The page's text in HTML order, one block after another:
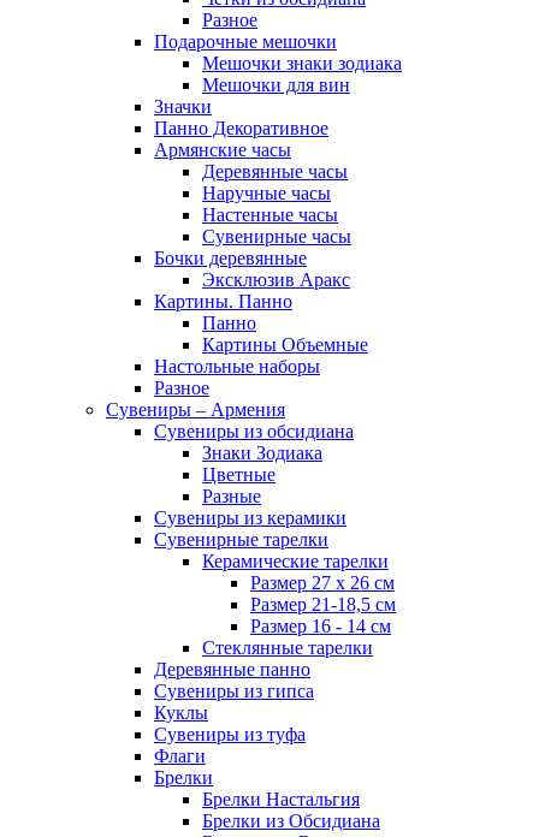
Разное
Подарочные мешочки
Мешочки знаки зодиака
Мешочки для вин
Значки
Панно Декоративное
Армянские часы
Деревянные часы
Наручные часы
Настенные часы
Сувенирные часы
Бочки деревянные
Эксклюзив Аракс
Картины. Панно
Панно
Картины Объемные
Настольные наборы
Разное
Сувениры – Армения
Сувениры из обсидиана
Знаки Зодиака
Цветные
Разные
Сувениры из керамики
Сувенирные тарелки
Керамические тарелки
Размер 27 х 26 см
Размер 21-18,5 см
Размер 16 - 14 см
Стеклянные тарелки
Деревянные панно
Сувениры из гипса
Куклы
Сувениры из туфа
Флаги
Брелки
Брелки Настальгия
Брелки из Обсидиана